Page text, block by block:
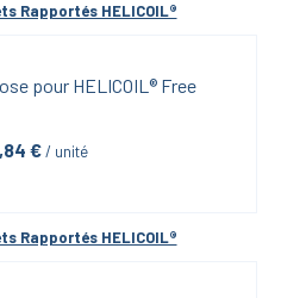
Rapportés HELICOIL®
pour HELICOIL® Free
€ / unité
Rapportés HELICOIL®